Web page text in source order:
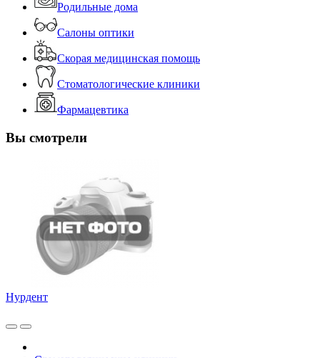
Родильные дома
Салоны оптики
Скорая медицинская помощь
Стоматологические клиники
Фармацевтика
Вы смотрели
Нурдент